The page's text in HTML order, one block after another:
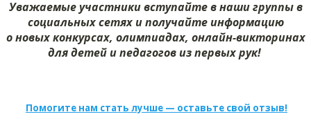
Уважаемые участники вступайте в наши группы в
социальных сетях и получайте информацию
о новых конкурсах, олимпиадах, онлайн-викторинах
для детей и педагогов из первых рук!
Помогите нам стать лучше — оставьте свой отзыв!